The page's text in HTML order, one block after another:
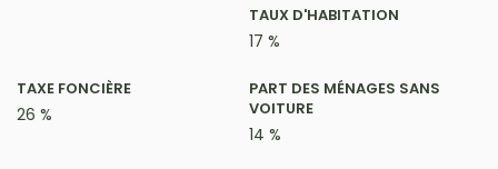
TAUX D'HABITATION
17 %
TAXE FONCIÈRE
26 %
PART DES MÉNAGES SANS
VOITURE
14 %